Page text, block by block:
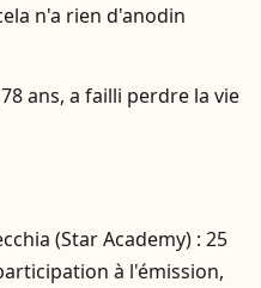
n'a rien d'anodin
ans, a failli perdre la vie
(Star Academy) : 25
à l'émission,